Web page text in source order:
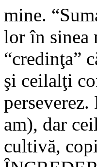
mine.
lor în sinea
“credinţa”
şi ceilalţi
perseverez.
am), dar
cultivă,